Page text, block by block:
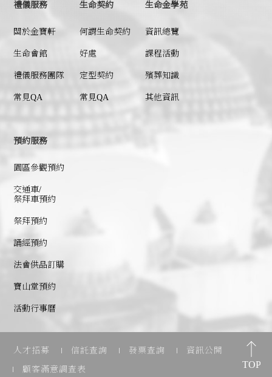
禮儀服務
關於金寶軒
生命會館
禮儀服務團隊
常見QA
生命契約
何謂生命契約
好處
定型契約
常見QA
生命金學苑
資訊總覽
課程活動
殯葬知識
其他資訊
預約服務
園區參觀預約
交通車/
祭拜車預約
祭拜預約
誦經預約
法會供品訂購
寶山堂預約
活動行事曆
人才招募 信託查詢 發票查詢 資訊公開
顧客滿意調查表